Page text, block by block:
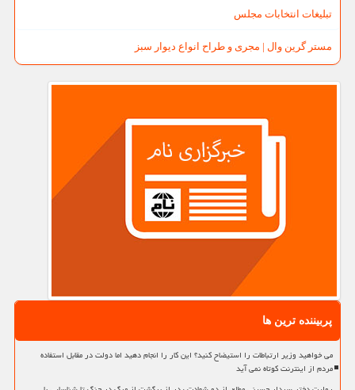
تبلیغات انتخابات مجلس
مستر گرین وال | مجری و طراح انواع دیوار سبز
پربیننده ترین ها
می خواهید وزیر ارتباطات را استیضاح کنید؟ این کار را انجام دهید اما دولت در مقابل استفاده
مردم از اینترنت کوتاه نمی آید